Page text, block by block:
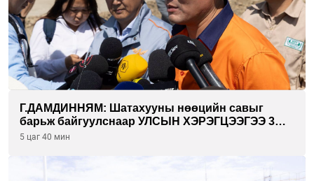
Г.ДАМДИННЯМ: Шатахууны нөөцийн савыг
барьж байгуулснаар УЛСЫН ХЭРЭГЦЭЭГЭЭ 3
САРААР НӨӨЦЛӨДӨГ болно
5 цаг 40 мин